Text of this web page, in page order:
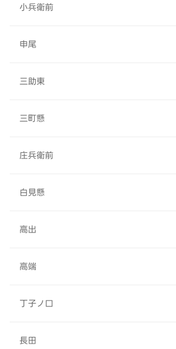
小兵衛前
申尾
三助東
三町懸
庄兵衛前
白見懸
高出
高端
丁子ノ口
長田